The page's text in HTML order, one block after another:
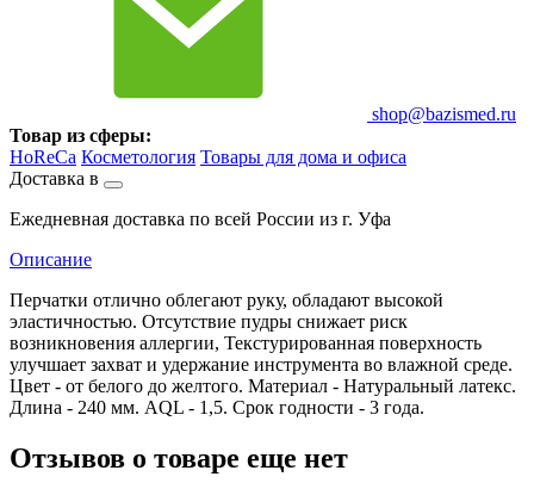
shop@bazismed.ru
Товар из сферы:
HoReCa Косметология Товары для дома и офиса
Доставка в
Ежедневная доставка по всей России из г. Уфа
Описание
Перчатки отлично облегают руку, обладают высокой
эластичностью. Отсутствие пудры снижает риск
возникновения аллергии, Текстурированная поверхность
улучшает захват и удержание инструмента во влажной среде.
Цвет - от белого до желтого. Материал - Натуральный латекс.
Длина - 240 мм. AQL - 1,5. Срок годности - 3 года.
Отзывов о товаре еще нет